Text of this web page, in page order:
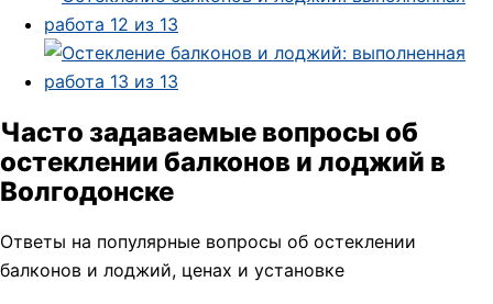
Часто задаваемые вопросы об
остеклении балконов и лоджий в
Волгодонске
Ответы на популярные вопросы об остеклении
балконов и лоджий, ценах и установке